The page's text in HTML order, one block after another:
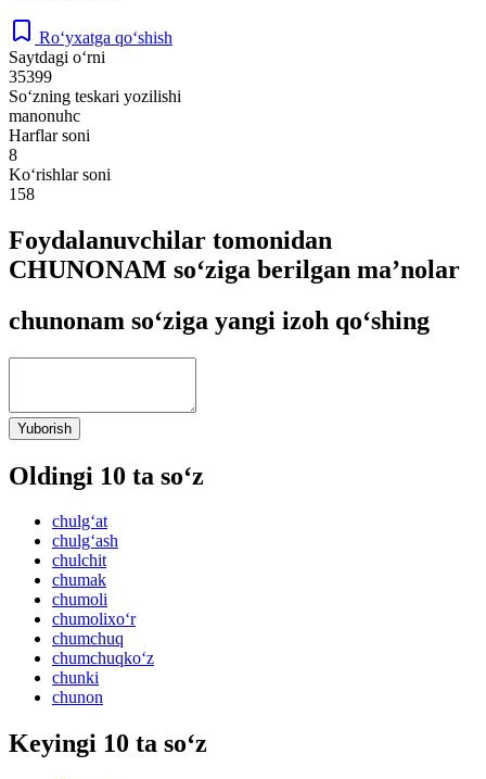
Ro‘yxatga qo‘shish
Saytdagi o‘rni
35399
So‘zning teskari yozilishi
manonuhc
Harflar soni
8
Ko‘rishlar soni
158
Foydalanuvchilar tomonidan
CHUNONAM so‘ziga berilgan ma’nolar
chunonam so‘ziga yangi izoh qo‘shing
Yuborish
Oldingi 10 ta so‘z
chulg‘at
chulg‘ash
chulchit
chumak
chumoli
chumolixo‘r
chumchuq
chumchuqko‘z
chunki
chunon
Keyingi 10 ta so‘z